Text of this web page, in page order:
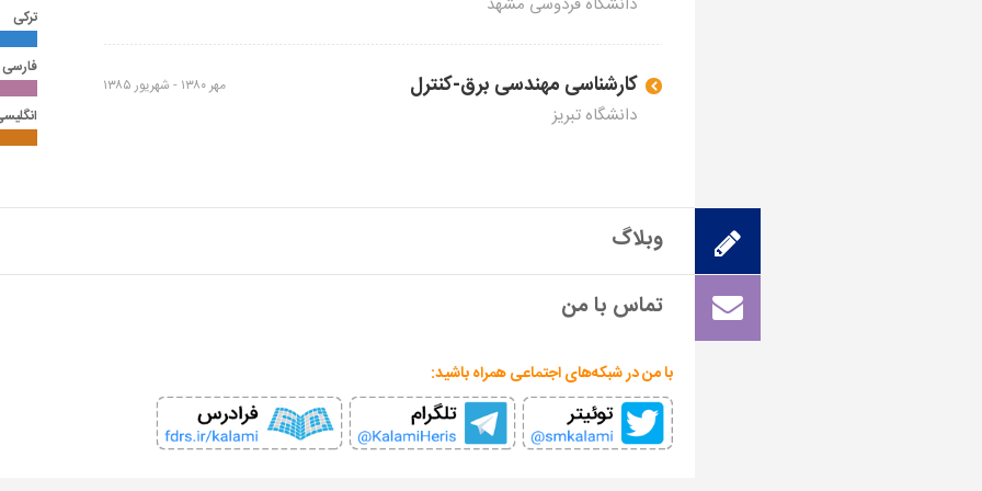
ترکی
فارسی
مهر ۱۳۸۰ - شهریور ۱۳۸۵ کارشناسی مهندسی برق-کنترل
دانشگاه تبریز
وبلاگ
تماس با من
با من در شبکه‌های اجتماعی همراه باشید: